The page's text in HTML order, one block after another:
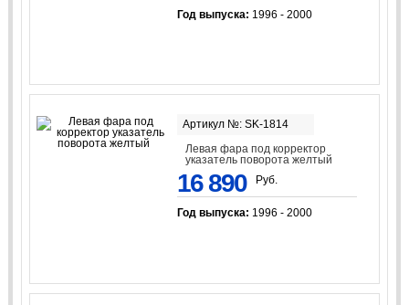
Год выпуска: 1996 - 2000
Артикул №: SK-1814
Левая фара под корректор
указатель поворота желтый
16 890 Руб.
Год выпуска: 1996 - 2000